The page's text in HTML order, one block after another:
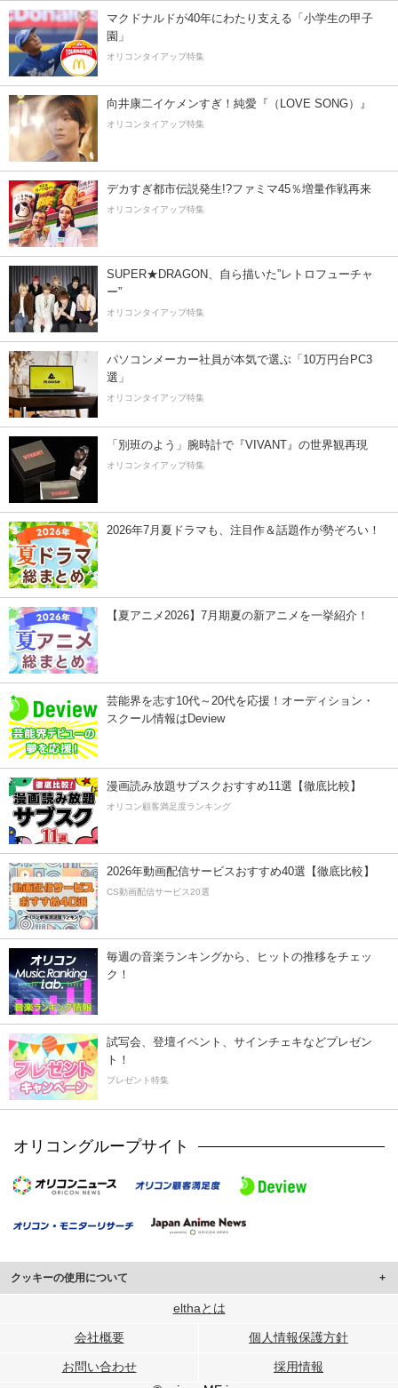
マクドナルドが40年にわたり支える「小学生の甲子
園」
オリコンタイアップ特集
向井康二イケメンすぎ！純愛『（LOVE SONG）』
オリコンタイアップ特集
デカすぎ都市伝説発生!?ファミマ45％増量作戦再来
オリコンタイアップ特集
SUPER★DRAGON、自ら描いた”レトロフューチャ
ー”
オリコンタイアップ特集
パソコンメーカー社員が本気で選ぶ「10万円台PC3
選」
オリコンタイアップ特集
「別班のよう」腕時計で『VIVANT』の世界観再現
オリコンタイアップ特集
2026年7月夏ドラマも、注目作＆話題作が勢ぞろい！
【夏アニメ2026】7月期夏の新アニメを一挙紹介！
芸能界を志す10代～20代を応援！オーディション・
スクール情報はDeview
漫画読み放題サブスクおすすめ11選【徹底比較】
オリコン顧客満足度ランキング
2026年動画配信サービスおすすめ40選【徹底比較】
CS動画配信サービス20選
毎週の音楽ランキングから、ヒットの推移をチェッ
ク！
試写会、登壇イベント、サインチェキなどプレゼン
ト！
プレゼント特集
オリコングループサイト
クッキーの使用について
このサイトでは Cookie を使用して、ユーザーに合わせたコンテンツや広告の
行っています。
メディアや広告配信、データ解析の各パートナーに提供しています。
各パートナーは、この情報とユーザーが各パートナーに提供した他の情報や、
elthaとは
会社概要 個人情報保護方針
お問い合わせ
採用情報